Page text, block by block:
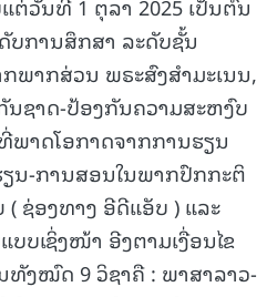
ວັນທີ 1 ຕຸລາ 2025 ເປັນຕົ້ນ
ບການສຶກສາ ລະດັບຊັ້ນ
ພາກສ່ວນ ພຣະສົງສໍາມະເນນ,
ຊາດ-ປ້ອງກັນຄວາມສະຫງົບ
ພາດໂອກາດຈາກການຮຽນ
ນ-ການສອນໃນພາກປົກກະຕິ
ຊ່ອງທາງ ອີດີແອັບ ) ແລະ
ບເຊິ່ງໜ້າ ອີງຕາມເງື່ອນໄຂ
ທັງໝົດ 9 ວິຊາຄື : ພາສາລາວ-